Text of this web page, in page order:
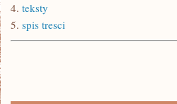
4. teksty
5. spis tresci